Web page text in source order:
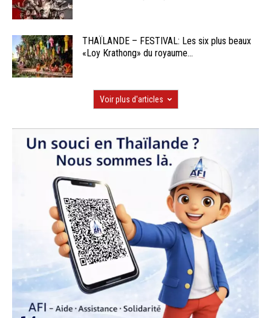
THAÏLANDE – FESTIVAL: Les six plus beaux
«Loy Krathong» du royaume...
Voir plus d'articles